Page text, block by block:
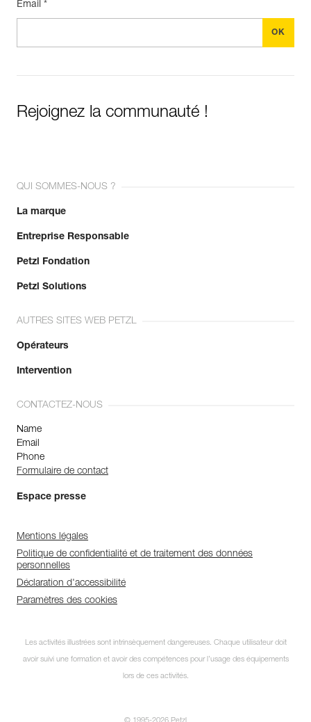
Email *
Rejoignez la communauté !
QUI SOMMES-NOUS ?
La marque
Entreprise Responsable
Petzl Fondation
Petzl Solutions
AUTRES SITES WEB PETZL
Opérateurs
Intervention
CONTACTEZ-NOUS
Name
Email
Phone
Formulaire de contact
Espace presse
Mentions légales
Politique de confidentialité et de traitement des données
personnelles
Déclaration d'accessibilité
Paramètres des cookies
Les activités illustrées sont intrinsèquement dangereuses. Chaque utilisateur doit
avoir suivi une formation et avoir des compétences pour l’usage des équipements
lors de ces activités.